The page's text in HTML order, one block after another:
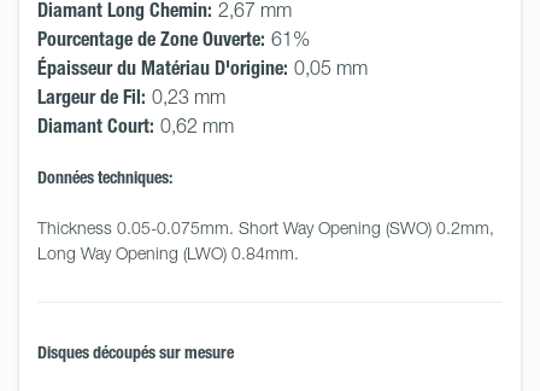
Diamant Long Chemin: 2,67 mm
Pourcentage de Zone Ouverte: 61%
Épaisseur du Matériau D'origine: 0,05 mm
Largeur de Fil: 0,23 mm
Diamant Court: 0,62 mm
Données techniques:
Thickness 0.05-0.075mm. Short Way Opening (SWO) 0.2mm,
Long Way Opening (LWO) 0.84mm.
Disques découpés sur mesure